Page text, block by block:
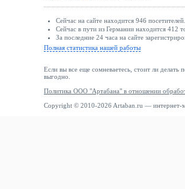
Сейчас на сайте находится 946 посетителей.
Сейчас в пути из Германии находится 412
За последние 24 часа на сайте
Полная статистика нашей работы
Если вы все еще сомневаетесь, стоит ли делать
выгодно.
Политика ООО "Артабана" в отношении
Copyright © 2010-2026 Artaban.ru — интернет-